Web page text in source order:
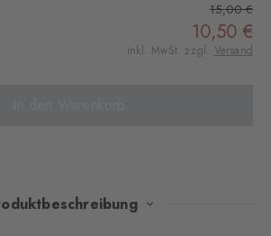
15,00 €
10,50 €
inkl. MwSt. zzgl. Versand